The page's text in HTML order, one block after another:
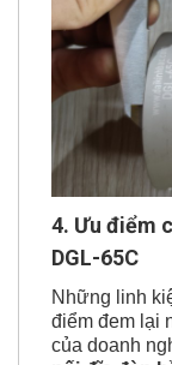
4. Ưu điểm
DGL-65C
Những linh
điểm đem lại